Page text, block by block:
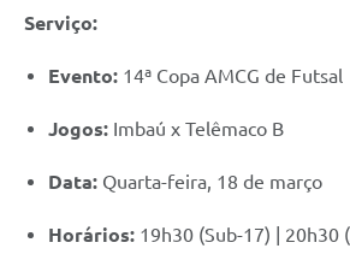
Serviço:
Evento: 14ª Copa AMCG de Futsal
Jogos: Imbaú x Telêmaco B
Data: Quarta-feira, 18 de março
Horários: 19h30 (Sub-17) | 20h30